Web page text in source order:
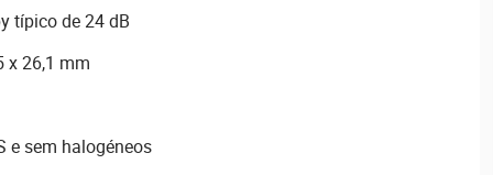
típico de 24 dB
x 26,1 mm
e sem halogéneos